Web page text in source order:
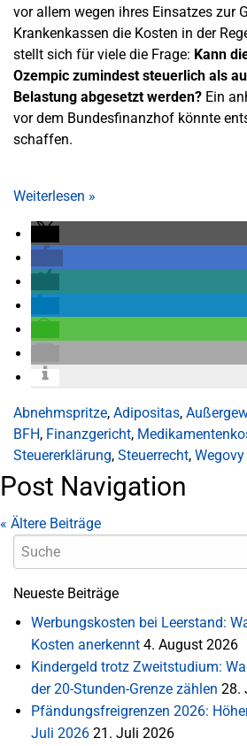
vor allem wegen ihres Einsatzes zur
Krankenkassen die Kosten in der
stellt sich für viele die Frage: Kann
Ozempic zumindest steuerlich als
Belastung abgesetzt werden? Ein
vor dem Bundesfinanzhof könnte
schaffen.
Weiterlesen »
Abnehmspritze, Adipositas,
BFH, Finanzgericht,
Steuererklärung, Steuerrecht, Wegovy
Post Navigation
« Ältere Beiträge
Neueste Beiträge
Werbungskosten bei Leerstand:
Kosten anerkennt 4. August 2026
Kindergeld trotz Zweitstudium:
der 20-Stunden-Grenze zählen 28.
Pfändungsfreigrenzen 2026:
Juli 2026 21. Juli 2026